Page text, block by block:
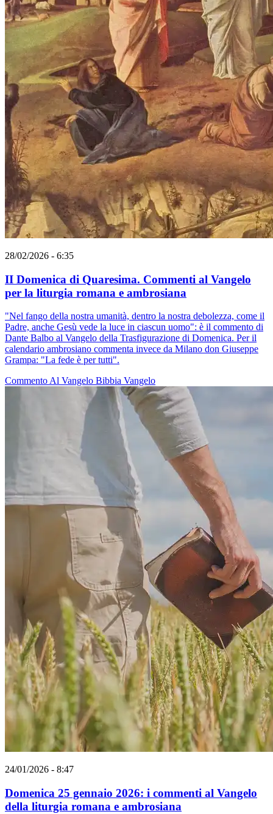
28/02/2026 - 6:35
II Domenica di Quaresima. Commenti al Vangelo
per la liturgia romana e ambrosiana
"Nel fango della nostra umanità, dentro la nostra debolezza, come il
Padre, anche Gesù vede la luce in ciascun uomo": è il commento di
Dante Balbo al Vangelo della Trasfigurazione di Domenica. Per il
calendario ambrosiano commenta invece da Milano don Giuseppe
Grampa: "La fede è per tutti".
Commento Al Vangelo Bibbia Vangelo
24/01/2026 - 8:47
Domenica 25 gennaio 2026: i commenti al Vangelo
della liturgia romana e ambrosiana